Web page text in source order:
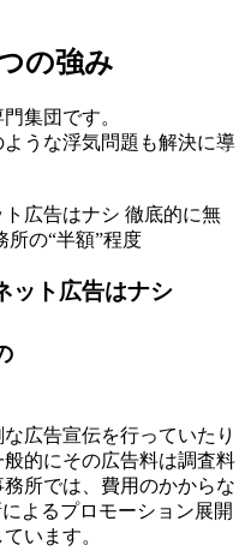
の強み
集団です。
ような浮気問題も解決に導
ット広告はナシ
な広告宣伝を行っていたり
般的にその広告料は調査料
所では
費用のかからな
よるプロモーション展開
います。